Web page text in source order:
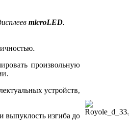
microLED.
произвольную
устройств,
выпуклость изгиба до